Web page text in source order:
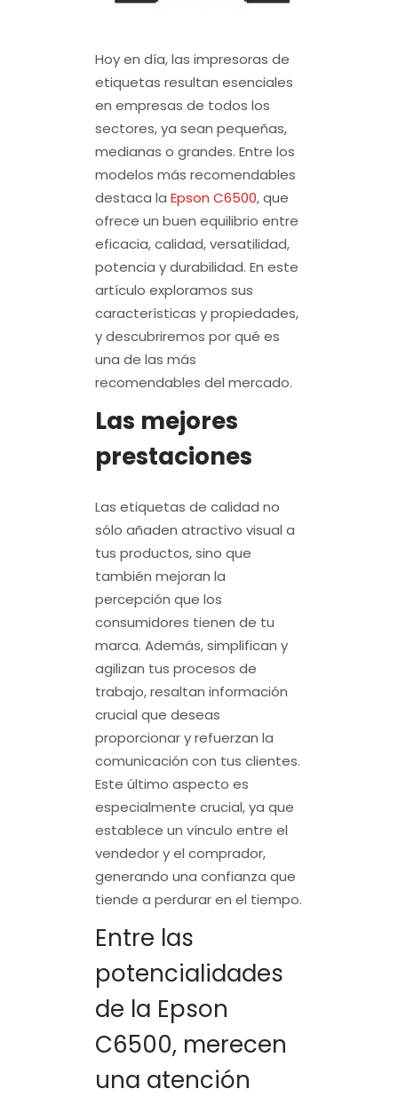
Hoy en día, las impresoras de
etiquetas resultan esenciales
en empresas de todos los
sectores, ya sean pequeñas,
medianas o grandes. Entre los
modelos más recomendables
destaca la Epson C6500, que
ofrece un buen equilibrio entre
eficacia, calidad, versatilidad,
potencia y durabilidad. En este
artículo exploramos sus
características y propiedades,
y descubriremos por qué es
una de las más
recomendables del mercado.
Las mejores
prestaciones
Las etiquetas de calidad no
sólo añaden atractivo visual a
tus productos, sino que
también mejoran la
percepción que los
consumidores tienen de tu
marca. Además, simplifican y
agilizan tus procesos de
trabajo, resaltan información
crucial que deseas
proporcionar y refuerzan la
comunicación con tus clientes.
Este último aspecto es
especialmente crucial, ya que
establece un vínculo entre el
vendedor y el comprador,
generando una confianza que
tiende a perdurar en el tiempo.
Entre las
potencialidades
de la Epson
C6500, merecen
una atención